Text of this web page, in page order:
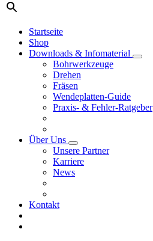
Startseite
Shop
Downloads & Infomaterial
Bohrwerkzeuge
Drehen
Fräsen
Wendeplatten-Guide
Praxis- & Fehler-Ratgeber
Über Uns
Unsere Partner
Karriere
News
Kontakt